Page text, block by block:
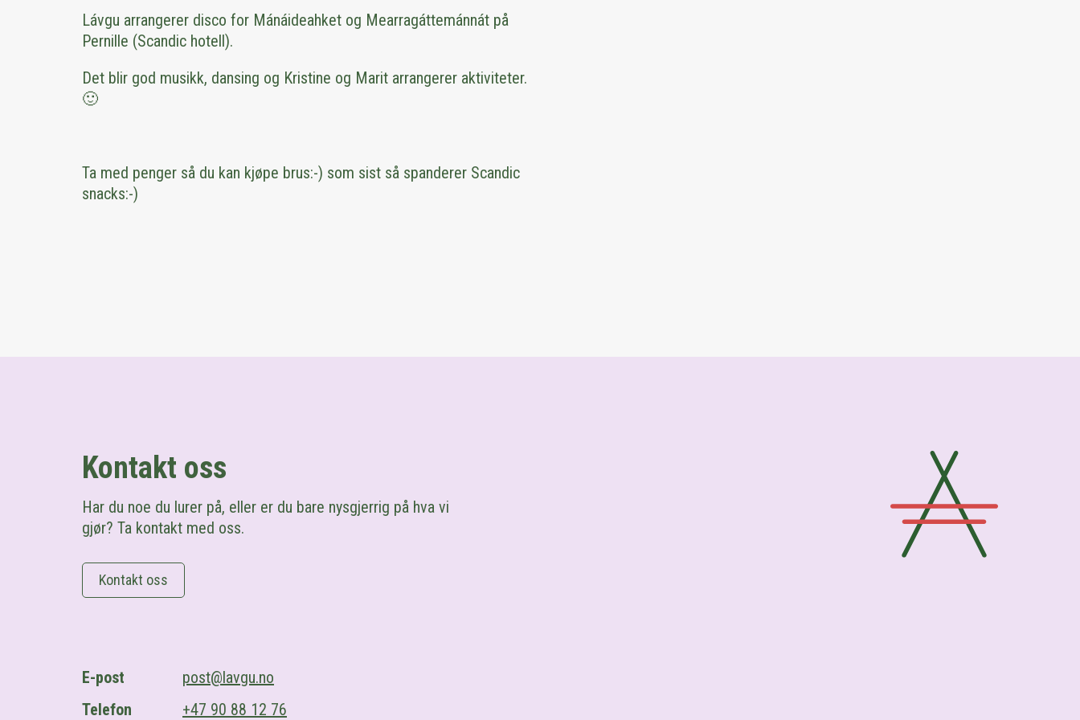
Lávgu arrangerer disco for Mánáideahket og Mearragáttemánnát på
Pernille (Scandic hotell).
Det blir god musikk, dansing og Kristine og Marit arrangerer aktiviteter.
🙂
Ta med penger så du kan kjøpe brus:-) som sist så spanderer Scandic
snacks:-)
Kontakt oss
Har du noe du lurer på, eller er du bare nysgjerrig på hva vi
gjør? Ta kontakt med oss.
Kontakt oss
E-post
post@lavgu.no
Telefon
+47 90 88 12 76